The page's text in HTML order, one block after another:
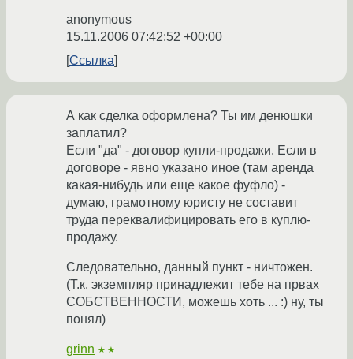
anonymous
15.11.2006 07:42:52 +00:00
Ссылка
А как сделка оформлена? Ты им денюшки
заплатил?
Если "да" - договор купли-продажи. Если в
договоре - явно указано иное (там аренда
какая-нибудь или еще какое фуфло) -
думаю, грамотному юристу не составит
труда переквалифицировать его в куплю-
продажу.
Следовательно, данный пункт - ничтожен.
(Т.к. экземпляр принадлежит тебе на првах
СОБСТВЕННОСТИ, можешь хоть ... :) ну, ты
понял)
grinn ★★